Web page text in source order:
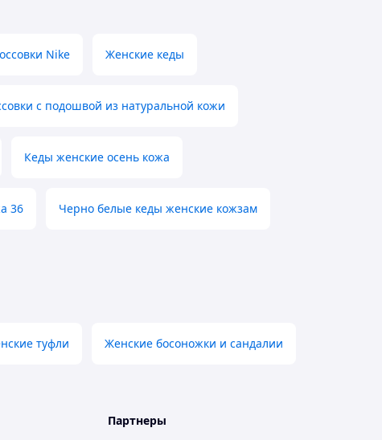
Nike Женские кеды
с подошвой из натуральной кожи
Кеды женские осень кожа
36 Черно белые кеды женские кожзам
туфли Женские босоножки и сандалии
Партнеры